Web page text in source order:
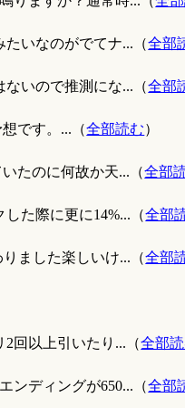
たいなのがでてナ...（全部
ないので推測にな...（全部
です。...（全部読む）
たのに何故か天...（全部
した際に更に14%...（全部
ました楽しいけ...（全部
回以上引いたり...（全部
ンディングが650...（全部